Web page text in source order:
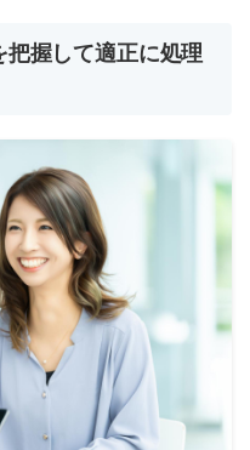
握して適正に処理